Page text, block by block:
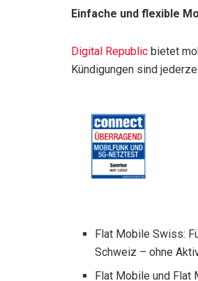
Einfache und flexible
Digital Republic bietet
Kündigungen sind
Flat Mobile Swiss:
Schweiz – ohne
Flat Mobile und Flat